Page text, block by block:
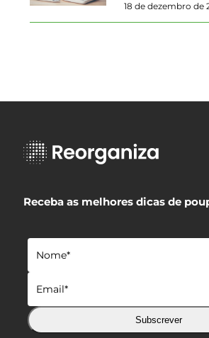
18 de dezembro de
Receba as melhores dicas de
Subscrever